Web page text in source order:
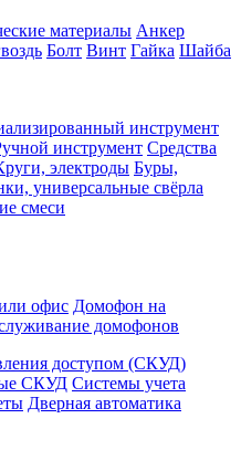
материалы Анкер
Болт Винт Гайка Шайба
инструмент
инструмент Средства
электроды Буры,
универсальные свёрла
смеси
офис Домофон на
домофонов
доступом (СКУД)
СКУД Системы учета
Дверная автоматика